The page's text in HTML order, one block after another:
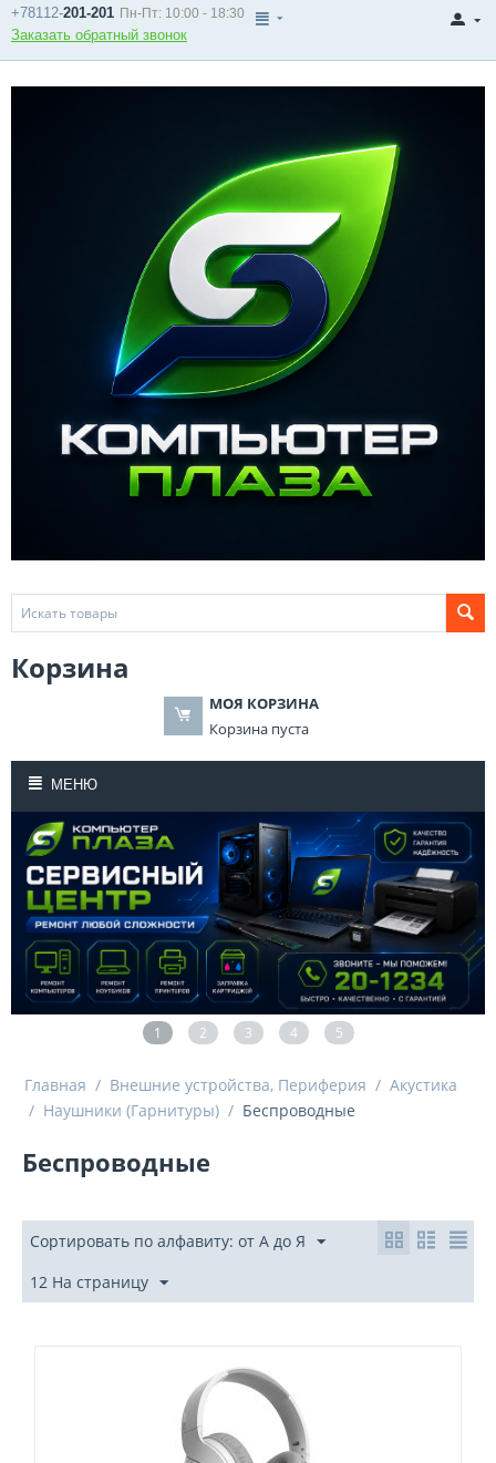
+78112-201-201 Пн-Пт: 10:00 - 18:30
Заказать обратный звонок
Корзина
МОЯ КОРЗИНА
Корзина пуста
МЕНЮ
1 2 3 4 5
Главная / Внешние устройства, Периферия / Акустика
/ Наушники (Гарнитуры) / Беспроводные
Беспроводные
Сортировать по алфавиту: от А до Я
12 На страницу